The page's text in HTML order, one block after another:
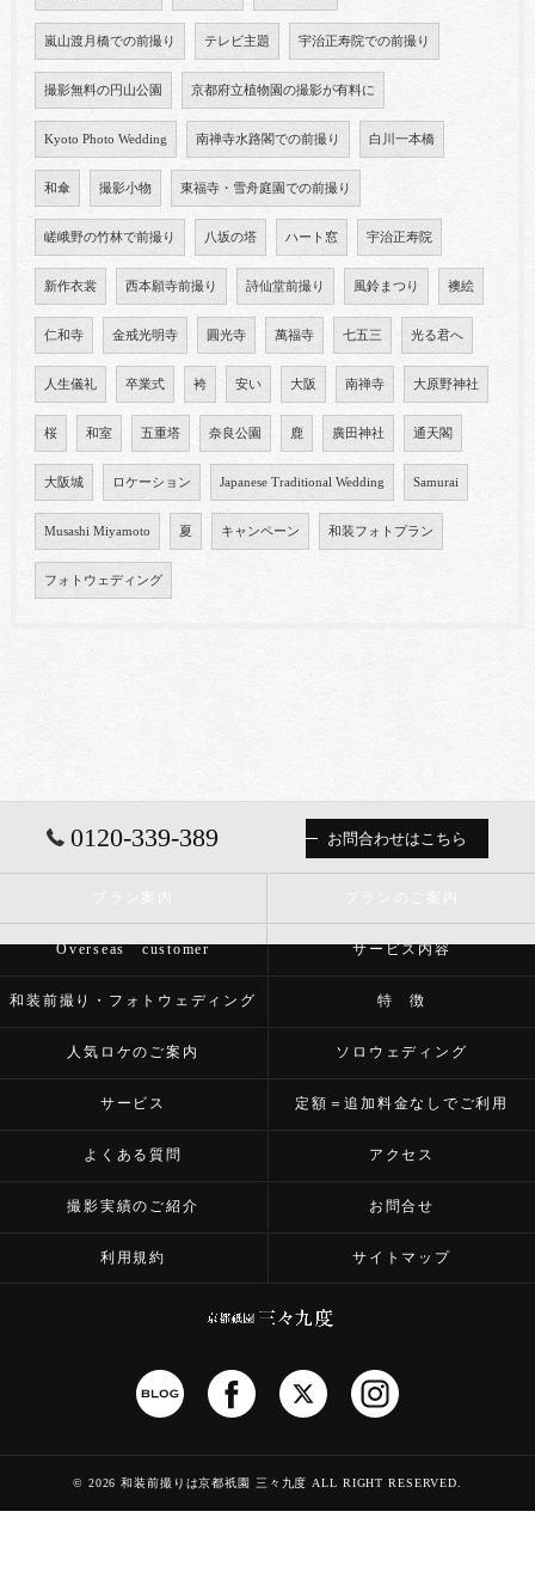
嵐山渡月橋での前撮り テレビ主題 宇治正寿院での前撮り
撮影無料の円山公園 京都府立植物園の撮影が有料に
Kyoto Photo Wedding 南禅寺水路閣での前撮り 白川一本橋
和傘 撮影小物 東福寺・雪舟庭園での前撮り
嵯峨野の竹林で前撮り 八坂の塔 ハート窓 宇治正寿院
新作衣裳 西本願寺前撮り 詩仙堂前撮り 風鈴まつり 襖絵
仁和寺 金戒光明寺 圓光寺 萬福寺 七五三 光る君へ
人生儀礼 卒業式 袴 安い 大阪 南禅寺 大原野神社
桜 和室 五重塔 奈良公園 鹿 廣田神社 通天閣
大阪城 ロケーション Japanese Traditional Wedding Samurai
Musashi Miyamoto 夏 キャンペーン 和装フォトプラン
フォトウェディング
0120-339-389 お問合わせはこちら
Overseas customer サービス内容
和装前撮り・フォトウェディング 特 徴
人気ロケのご案内 ソロウェディング
サービス 定額＝追加料金なしでご利用
よくある質問 アクセス
撮影実績のご紹介 お問合せ
利用規約 サイトマップ
© 2026 和装前撮りは京都祇園 三々九度 ALL RIGHT RESERVED.